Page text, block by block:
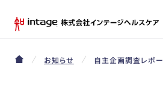
お知らせ 自主企画調査レポ